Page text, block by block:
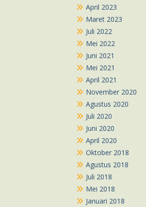
April 2023
Maret 2023
Juli 2022
Mei 2022
Juni 2021
Mei 2021
April 2021
November 2020
Agustus 2020
Juli 2020
Juni 2020
April 2020
Oktober 2018
Agustus 2018
Juli 2018
Mei 2018
Januari 2018